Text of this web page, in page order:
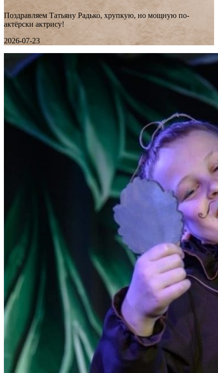
Поздравляем Татьяну Радько, хрупкую, но мощную по-
актёрски актрису!
2026-07-23